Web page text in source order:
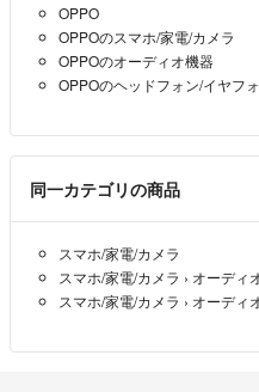
OPPO
OPPOのスマホ/家電/カメラ
OPPOのオーディオ機器
OPPOのヘッドフォン/イヤフ
同一カテゴリの商品
スマホ/家電/カメラ
スマホ/家電/カメラ › オーディ
スマホ/家電/カメラ › オーディ